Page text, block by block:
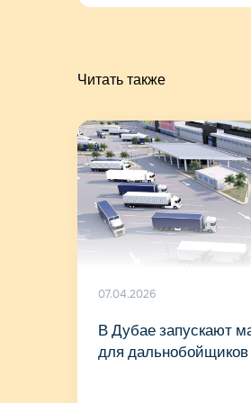
Читать также
07.04.2026
В Дубае запускают
для дальнобойщиков